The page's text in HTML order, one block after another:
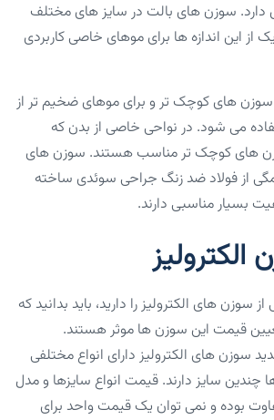
سوزن های بالت در سایز های مختلف
این اندازه ها برای موهای خاصی کاربردی
سوزن های کوچک تر و برای موهای ضخیم تر از
می شود. در نواحی خاصی از بدن که
های کوچک تر مناسب هستند. سوزن های
از فولاد ضد زنگ جراحی سوئدی ساخته
بسیار مناسبی دارند.
سوزن های الکترولیز را دارید، باید بدانید که
قیمت این سوزن ها موثر هستند.
سوزن های الکترولیز دارای انواع مختلفی
چندین سایز دارند. قیمت انواع سایزها و مدل
بوده و نمی توان یک قیمت واحد برای